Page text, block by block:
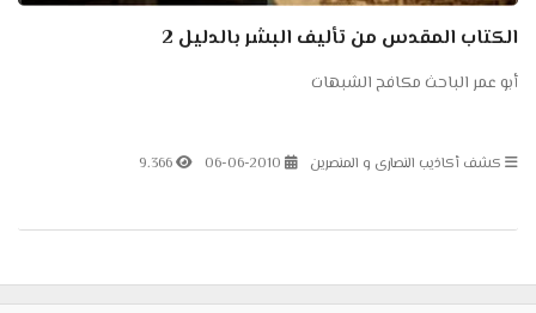
الكتاب المقدس من تأليف البشر بالدليل 2
أبو عمر الباحث مكافح الشبهات
كشف أكاذيب النصارى و المنصرين 06-06-2010
9.366